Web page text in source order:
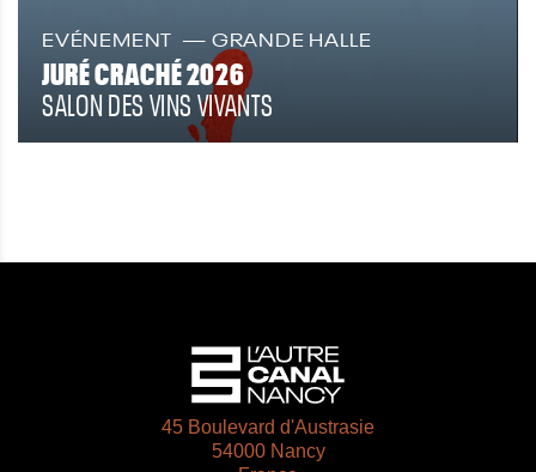
EVÉNEMENT GRANDE HALLE
JURÉ CRACHÉ 2026
SALON DES VINS VIVANTS
45 Boulevard d'Austrasie
54000 Nancy